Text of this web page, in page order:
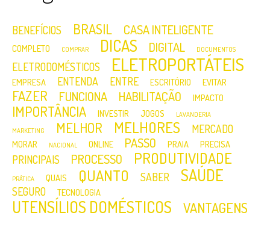
BENEFÍCIOS BRASIL CASA INTELIGENTE
COMPLETO COMPRAR DICAS DIGITAL DOCUMENTOS
ELETRODOMÉSTICOS ELETROPORTÁTEIS
EMPRESA ENTENDA ENTRE ESCRITÓRIO EVITAR
FAZER FUNCIONA HABILITAÇÃO IMPACTO
IMPORTÂNCIA INVESTIR JOGOS
LAVANDERIA
MARKETING
MELHOR MELHORES MERCADO
MORAR NACIONAL ONLINE PASSO PRAIA PRECISA
PRINCIPAIS PROCESSO PRODUTIVIDADE
PRÁTICA QUAIS QUANTO SABER SAÚDE
SEGURO TECNOLOGIA
UTENSÍLIOS DOMÉSTICOS VANTAGENS